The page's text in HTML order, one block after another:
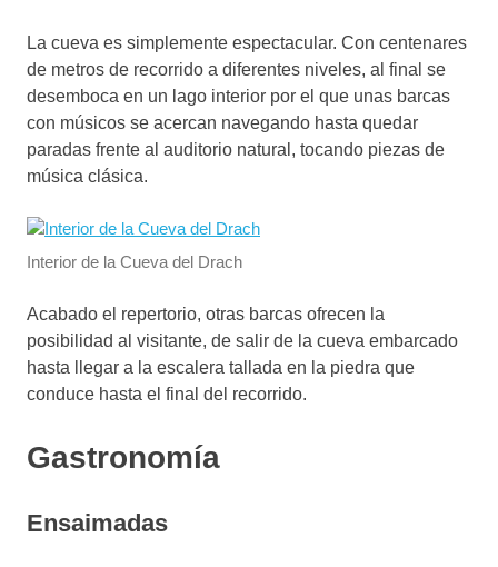
La cueva es simplemente espectacular. Con centenares
de metros de recorrido a diferentes niveles, al final se
desemboca en un lago interior por el que unas barcas
con músicos se acercan navegando hasta quedar
paradas frente al auditorio natural, tocando piezas de
música clásica.
Interior de la Cueva del Drach
Acabado el repertorio, otras barcas ofrecen la
posibilidad al visitante, de salir de la cueva embarcado
hasta llegar a la escalera tallada en la piedra que
conduce hasta el final del recorrido.
Gastronomía
Ensaimadas